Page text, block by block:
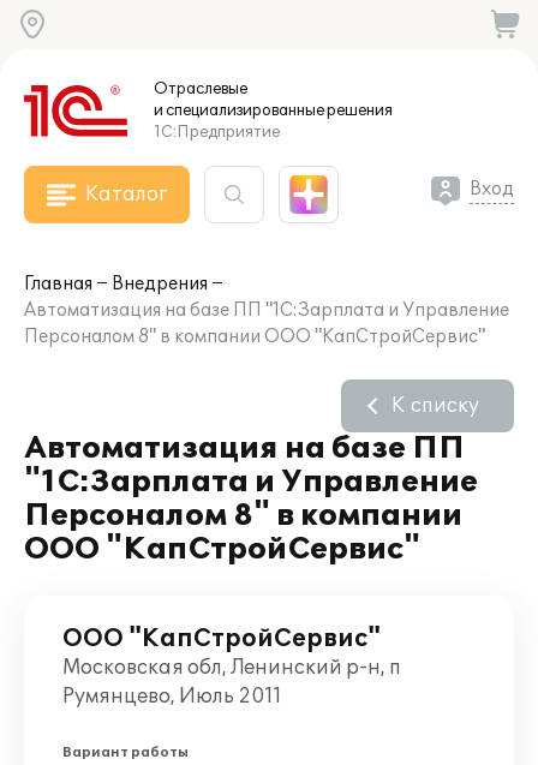
Отраслевые
и специализированныерешения
1С:Предприятие
Каталог Вход
Главная
Внедрения
Автоматизация на базе ПП "1С:Зарплата и Управление
Персоналом 8" в компании ООО "КапСтройСервис"
Автоматизация на базе ПП
"1С:Зарплата и Управление
Персоналом 8" в компании
ООО "КапСтройСервис"
К списку
ООО "КапСтройСервис"
Московская обл, Ленинский р-н, п
Румянцево, Июль 2011
Вариант работы